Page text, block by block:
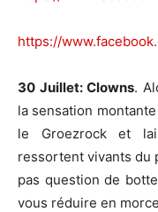
https://
30 Juillet: Clowns.
la sensation
le Groezrock et
ressortent vivants du
pas question de
vous réduire en